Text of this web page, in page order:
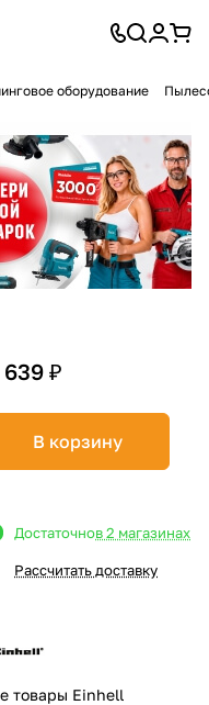
оборудование
639 ₽
В корзину
Достаточнов 2 магазинах
Рассчитать доставку
товары Einhell